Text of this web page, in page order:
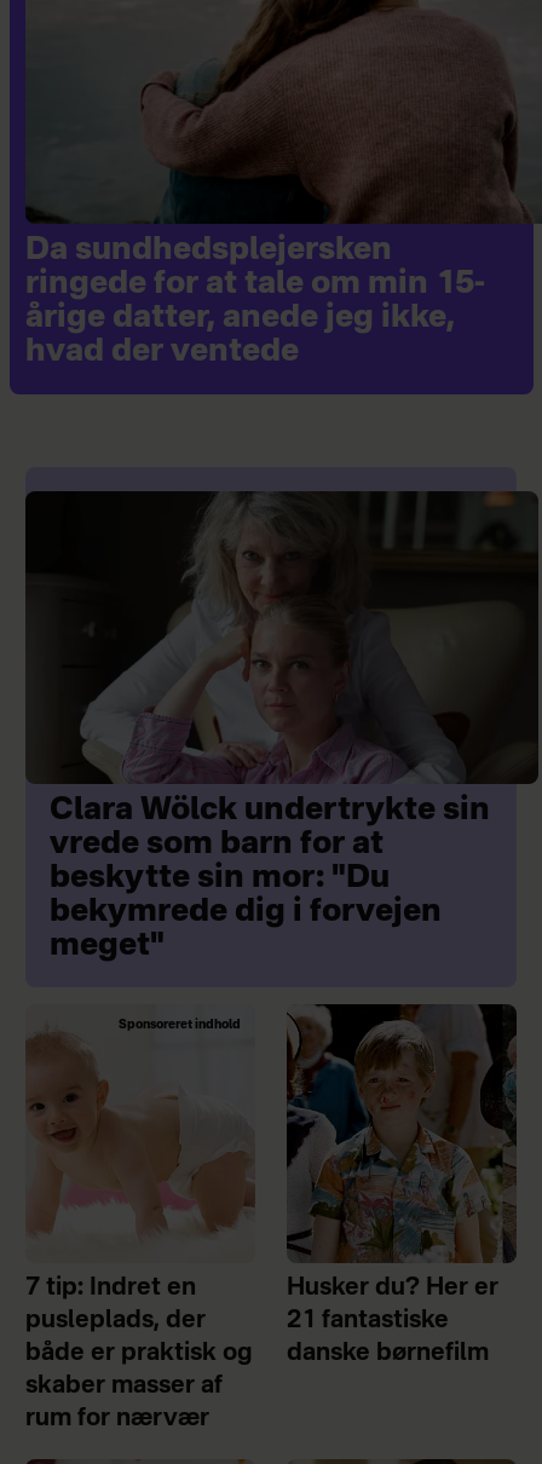
Da sundhedsplejersken
ringede for at tale om min 15-
årige datter, anede jeg ikke,
hvad der ventede
Clara Wölck undertrykte sin
vrede som barn for at
beskytte sin mor: "Du
bekymrede dig i forvejen
meget"
Sponsoreret indhold
7 tip: Indret en
pusleplads, der
både er praktisk og
skaber masser af
rum for nærvær
Husker du? Her er
21 fantastiske
danske børnefilm